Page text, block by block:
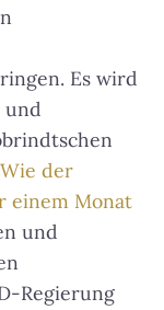
Es wird
und
Wie der
einem Monat
und
Regierung